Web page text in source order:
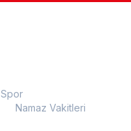
Spor
Namaz Vakitleri